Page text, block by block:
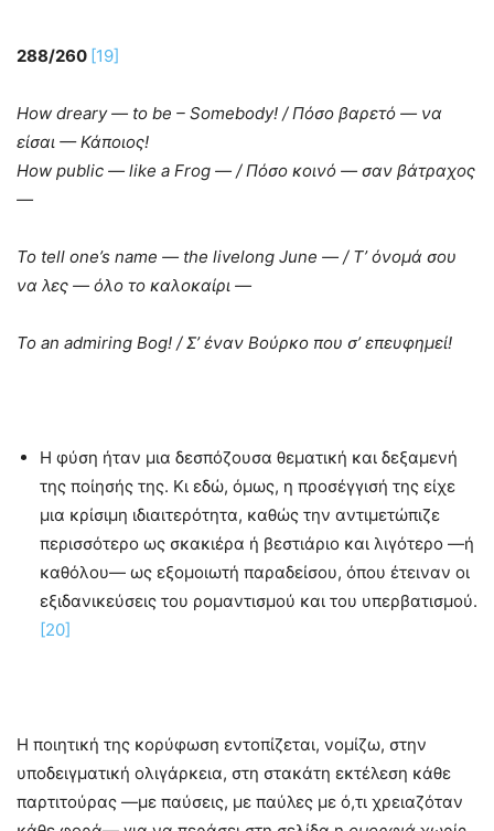
288/260 [19]
How dreary — to be – Somebody! /Πόσο βαρετό — να
είσαι —Κάποιος!
How public — like a Frog — /Πόσο κοινό — σαν βάτραχος
—
To tell one’s name — the livelong June — / Τ’όνομά σου
να λες — όλο το καλοκαίρι —
To an admiring Bog! /Σ’ έναν Βούρκο που σ’ επευφημεί!
H φύση ήταν μια δεσπόζουσα θεματική και δεξαμενή
της ποίησής της. Κι εδώ, όμως, η προσέγγισή της είχε
μια κρίσιμη ιδιαιτερότητα, καθώς την αντιμετώπιζε
περισσότερο ως σκακιέρα ή βεστιάριο και λιγότερο —ή
καθόλου— ως εξομοιωτή παραδείσου, όπου έτειναν οι
εξιδανικεύσεις του ρομαντισμού και του υπερβατισμού.
[20]
Η ποιητική της κορύφωση εντοπίζεται, νομίζω, στην
υποδειγματική ολιγάρκεια, στη στακάτη εκτέλεση κάθε
παρτιτούρας —με παύσεις, με παύλες με ό,τι χρειαζόταν